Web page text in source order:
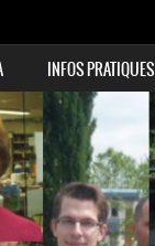
INFOS PRATIQUES